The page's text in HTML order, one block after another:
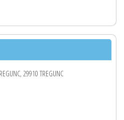
29910 TREGUNC